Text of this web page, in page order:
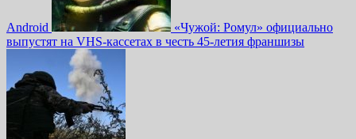
Android
«Чужой: Ромул» официально
выпустят на VHS-кассетах в честь 45-летия франшизы